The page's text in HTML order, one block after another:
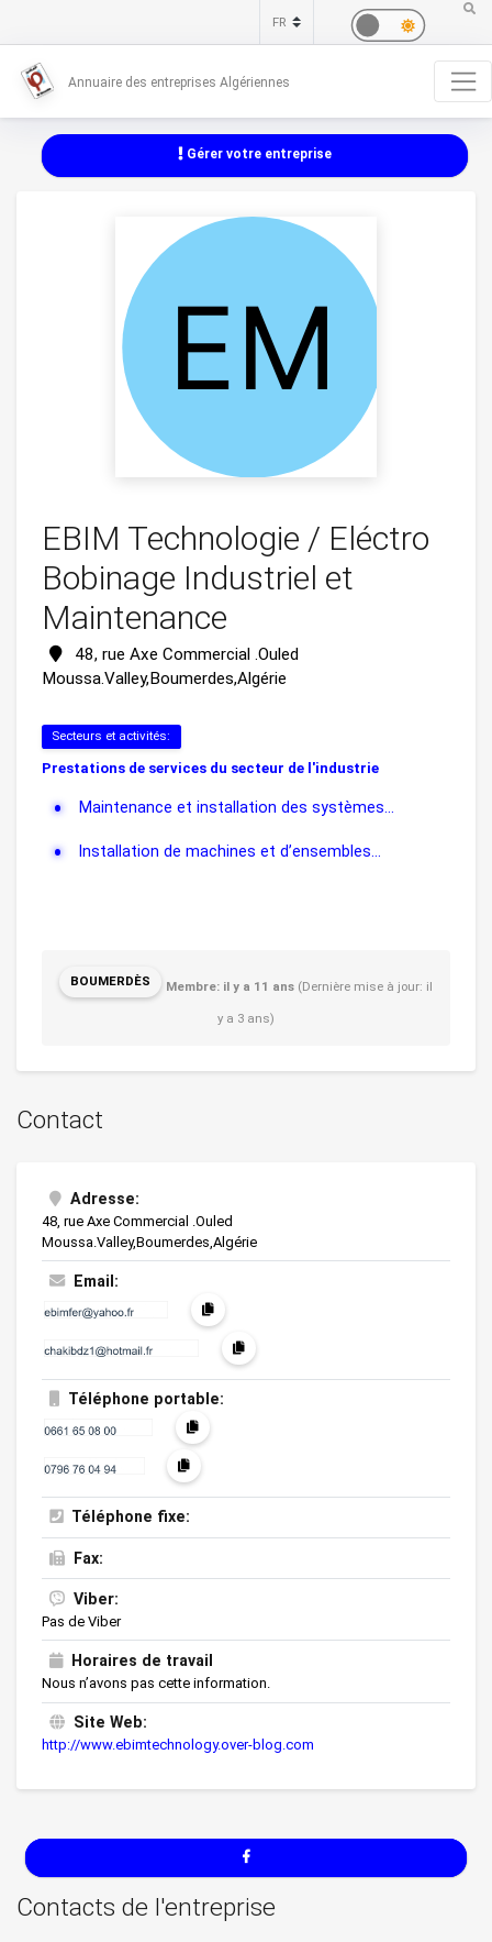
Annuaire des entreprises Algériennes
Gérer votre entreprise
EBIM Technologie / Eléctro
Bobinage Industriel et
Maintenance
48, rue Axe Commercial .Ouled
Moussa.Valley,Boumerdes,Algérie
Secteurs et activités:
Prestations de services du secteur de l'industrie
Maintenance et installation des systèmes...
Installation de machines et d’ensembles...
BOUMERDÈS Membre: il y a 11 ans (Dernière mise à jour: il
y a 3 ans)
Contact
Adresse:
48, rue Axe Commercial .Ouled
Moussa.Valley,Boumerdes,Algérie
Email:
Téléphone portable:
Téléphone fixe:
Fax:
Viber:
Pas de Viber
Horaires de travail
Nous n’avons pas cette information.
Site Web:
http://www.ebimtechnology.over-blog.com
Contacts de l'entreprise